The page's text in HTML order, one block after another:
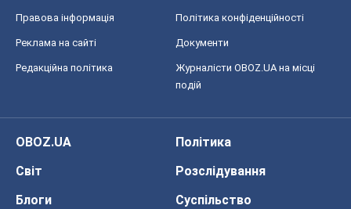
Правова інформація Політика конфіденційності
Реклама на сайті Документи
Редакційна політика
Журналісти OBOZ.UA на місці
подій
OBOZ.UA
Політика
Світ
Розслідування
Блоги
Суспільство